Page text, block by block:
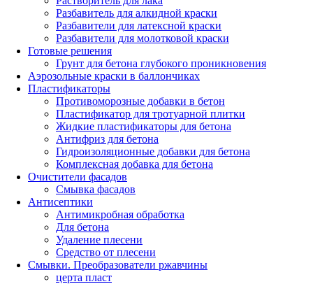
Разбавитель для алкидной краски
Разбавители для латексной краски
Разбавители для молотковой краски
Готовые решения
Грунт для бетона глубокого проникновения
Аэрозольные краски в баллончиках
Пластификаторы
Противоморозные добавки в бетон
Пластификатор для тротуарной плитки
Жидкие пластификаторы для бетона
Антифриз для бетона
Гидроизоляционные добавки для бетона
Комплексная добавка для бетона
Очистители фасадов
Смывка фасадов
Антисептики
Антимикробная обработка
Для бетона
Удаление плесени
Средство от плесени
Смывки. Преобразователи ржавчины
церта пласт